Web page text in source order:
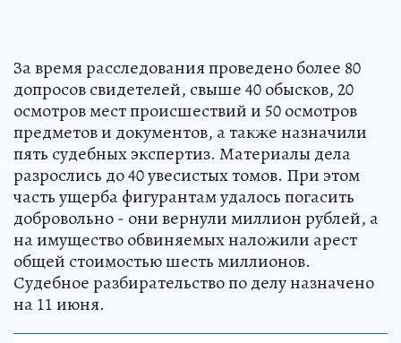
За время расследования проведено более 80
допросов свидетелей, свыше 40 обысков, 20
осмотров мест происшествий и 50 осмотров
предметов и документов, а также назначили
пять судебных экспертиз. Материалы дела
разрослись до 40 увесистых томов. При этом
часть ущерба фигурантам удалось погасить
добровольно - они вернули миллион рублей, а
на имущество обвиняемых наложили арест
общей стоимостью шесть миллионов.
Судебное разбирательство по делу назначено
на 11 июня.